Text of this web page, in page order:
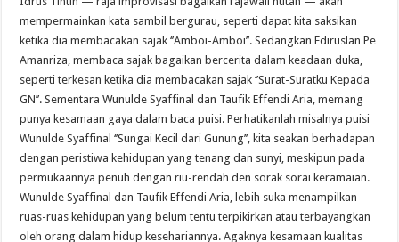
mempermainkan kata sambil bergurau, seperti dapat kita saksikan
ketika dia membacakan sajak ‘’Amboi-Amboi’’. Sedangkan Ediruslan Pe
Amanriza, membaca sajak bagaikan bercerita dalam keadaan duka,
seperti terkesan ketika dia membacakan sajak ‘’Surat-Suratku Kepada
GN’’. Sementara Wunulde Syaffinal dan Taufik Effendi Aria, memang
punya kesamaan gaya dalam baca puisi. Perhatikanlah misalnya puisi
Wunulde Syaffinal ‘’Sungai Kecil dari Gunung’’, kita seakan berhadapan
dengan peristiwa kehidupan yang tenang dan sunyi, meskipun pada
permukaannya penuh dengan riu-rendah den sorak sorai keramaian.
Wunulde Syaffinal dan Taufik Effendi Aria, lebih suka menampilkan
ruas-ruas kehidupan yang belum tentu terpikirkan atau terbayangkan
oleh orang dalam hidup kesehariannya. Agaknya kesamaan kualitas